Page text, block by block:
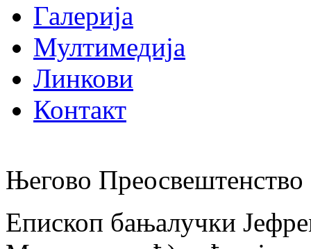
Галерија
Мултимедија
Линкови
Контакт
Његово
Епископ бањалучки